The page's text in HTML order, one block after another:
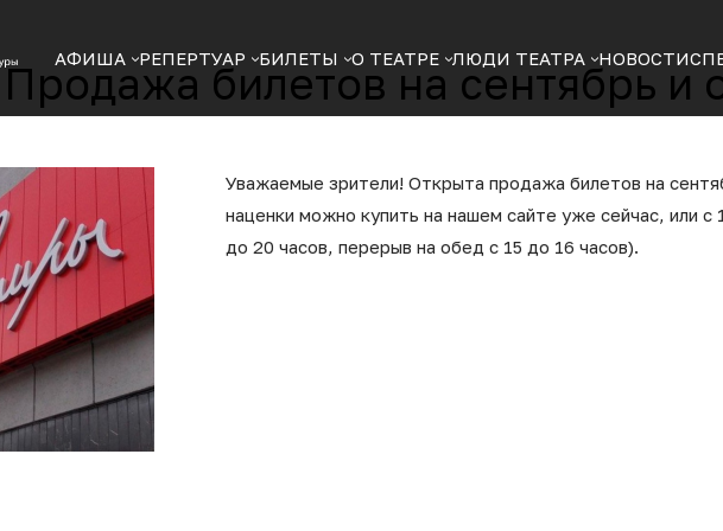
АФИША РЕПЕРТУАР БИЛЕТЫ О ТЕАТРЕ ЛЮДИ ТЕАТРА НОВОСТИ
Продажа билетов на сентябрь и
Уважаемые зрители! Открыта продажа билетов на
наценки можно купить на нашем сайте уже сейчас, или с
до 20 часов, перерыв на обед с 15 до 16 часов).